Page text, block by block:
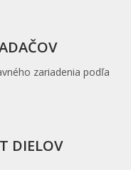
zariadenia podľa
DIELOV